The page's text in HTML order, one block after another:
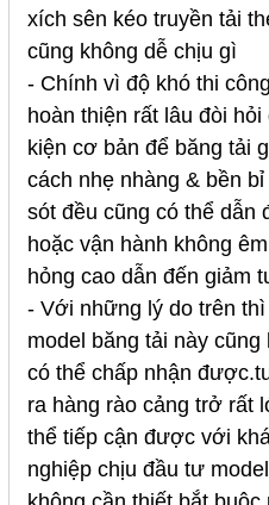
xích sên kéo truyền tải
cũng không dễ chịu gì
- Chính vì độ khó thi
hoàn thiện rất lâu đòi
kiện cơ bản để băng tải
cách nhẹ nhàng & bền
sót đều cũng có thể dẫn
hoặc vận hành không
hỏng cao dẫn đến giảm
- Với những lý do trên
model băng tải này
có thể chấp nhận
ra hàng rào cảng trở rất
thể tiếp cận được với
nghiệp chịu đầu tư